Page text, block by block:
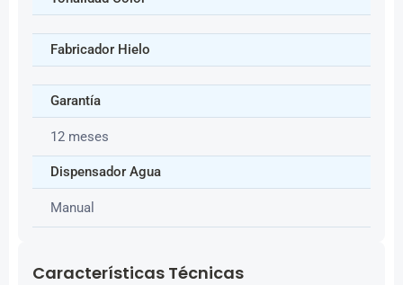
Fabricador Hielo
Garantía
12 meses
Dispensador Agua
Manual
Características Técnicas